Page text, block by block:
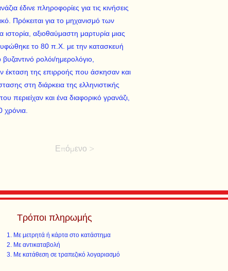
έδινε πληροφορίες για τις κινήσεις
Πρόκειται για το μηχανισμό των
αξιοθαύμαστη μαρτυρία μιας
το 80 π.Χ. με την κατασκευή
ρολόι/ημερολόγιο,
έκταση της επιρροής που άσκησαν και
στη διάρκεια της ελληνιστικής
και ένα διαφορικό γρανάζι,
χρόνια.
Επόμενο >
Τρόποι πληρωμής
Με μετρητά ή κάρτα στο κατάστημα
Με αντικαταβολή
Με κατάθεση σε τραπεζικό λογαριασμό